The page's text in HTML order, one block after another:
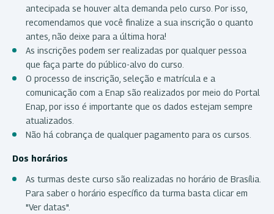
antecipada se houver alta demanda pelo curso. Por isso,
recomendamos que você finalize a sua inscrição o quanto
antes, não deixe para a última hora!
As inscrições podem ser realizadas por qualquer pessoa
que faça parte do público-alvo do curso.
O processo de inscrição, seleção e matrícula e a
comunicação com a Enap são realizados por meio do Portal
Enap, por isso é importante que os dados estejam sempre
atualizados.
Não há cobrança de qualquer pagamento para os cursos.
Dos horários
As turmas deste curso são realizadas no horário de Brasília.
Para saber o horário específico da turma basta clicar em
"Ver datas".